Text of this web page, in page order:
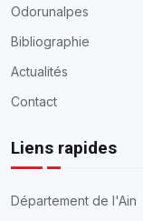
Odorunalpes
Bibliographie
Actualités
Contact
Liens rapides
Département de l'Ain